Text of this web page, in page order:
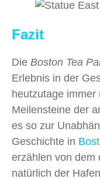
Fazit
Die Boston Tea
Erlebnis in der
heutzutage
Meilensteine der
es so zur
Geschichte in
erzählen von dem
natürlich der